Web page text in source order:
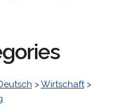
>Wirtschaft>